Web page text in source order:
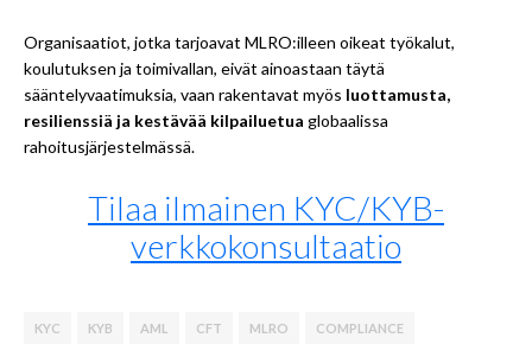
Organisaatiot, jotka tarjoavat MLRO:illeen oikeat työkalut,
koulutuksen ja toimivallan, eivät ainoastaan täytä
sääntelyvaatimuksia, vaan rakentavat myös luottamusta,
resilienssiä ja kestävää kilpailuetua globaalissa
rahoitusjärjestelmässä.
Tilaa ilmainen KYC/KYB-
verkkokonsultaatio
KYC KYB AML CFT MLRO COMPLIANCE